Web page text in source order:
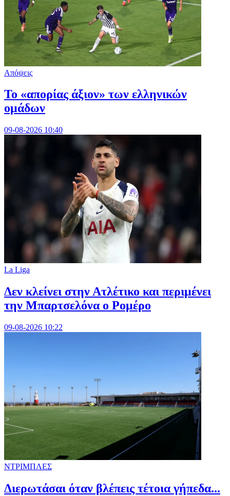
Απόψεις
Το «απορίας άξιον» των ελληνικών
ομάδων
09-08-2026 10:40
La Liga
Δεν κλείνει στην Ατλέτικο και περιμένει
την Μπαρτσελόνα ο Ρομέρο
09-08-2026 10:22
ΝΤΡΙΜΠΛΕΣ
Διερωτάσαι όταν βλέπεις τέτοια γήπεδα...